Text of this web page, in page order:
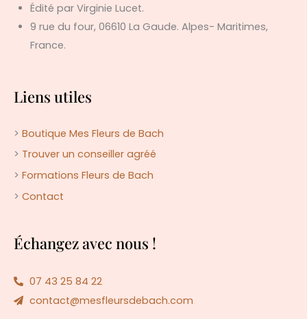
Édité par Virginie Lucet.
9 rue du four, 06610 La Gaude. Alpes- Maritimes,
France.
Liens utiles
> Boutique Mes Fleurs de Bach
> Trouver un conseiller agréé
> Formations Fleurs de Bach
> Contact
Échangez avec nous !
07 43 25 84 22
contact@mesfleursdebach.com